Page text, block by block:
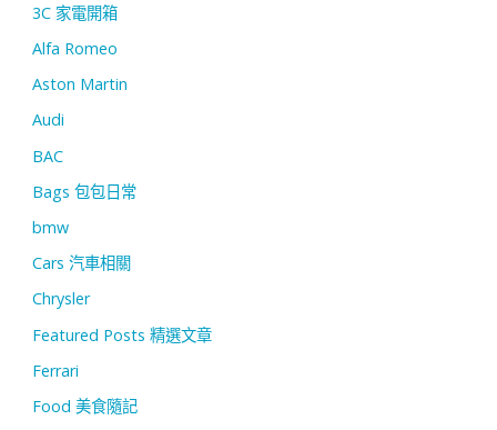
3C 家電開箱
Alfa Romeo
Aston Martin
Audi
BAC
Bags 包包日常
bmw
Cars 汽車相關
Chrysler
Featured Posts 精選文章
Ferrari
Food 美食隨記